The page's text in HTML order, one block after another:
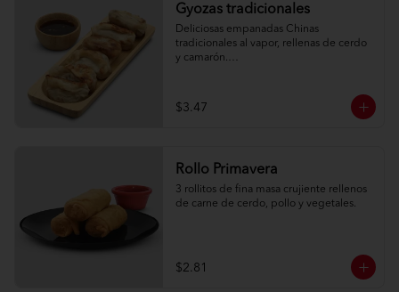
Gyozas tradicionales
Deliciosas empanadas Chinas
tradicionales al vapor, rellenas de cerdo
y camarón.
$3.47
Rollo Primavera
3 rollitos de fina masa crujiente rellenos
de carne de cerdo, pollo y vegetales.
$2.81